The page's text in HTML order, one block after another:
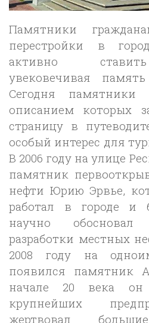
Памятники
перестройки в
активно
увековечивая
Сегодня
описанием которых
страницу в
особый интерес для
В 2006 году на улице
памятник
нефти Юрию Эрвье,
работал в городе и
научно обосновал
разработки местных
2008 году на
появился памятник
начале 20 века
крупнейших
жертвовал